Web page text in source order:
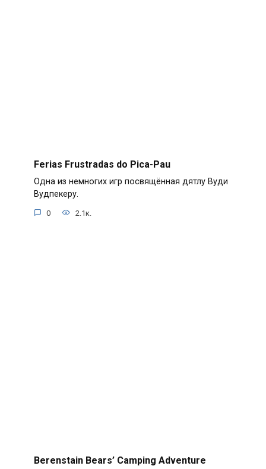
Ferias Frustradas do Pica-Pau
Одна из немногих игр посвящённая дятлу Вуди
Вудпекеру.
0 2.1к.
Berenstain Bears’ Camping Adventure